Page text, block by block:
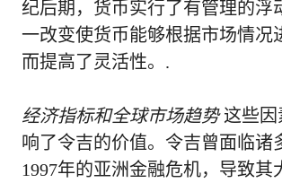
纪后期，货币实行了有管理的浮
一改变使货币能够根据市场情况
而提高了灵活性。.
经济指标和全球市场趋势这些因
响了令吉的价值。令吉曾面临诸
1997年的亚洲金融危机，导致其